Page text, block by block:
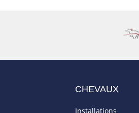
CHEVAUX
Installations